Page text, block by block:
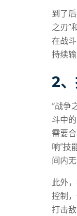
到了
之刃”
在战
持续输
2
“战争
斗中
需要
响”技
间内无
此外
控制
打击